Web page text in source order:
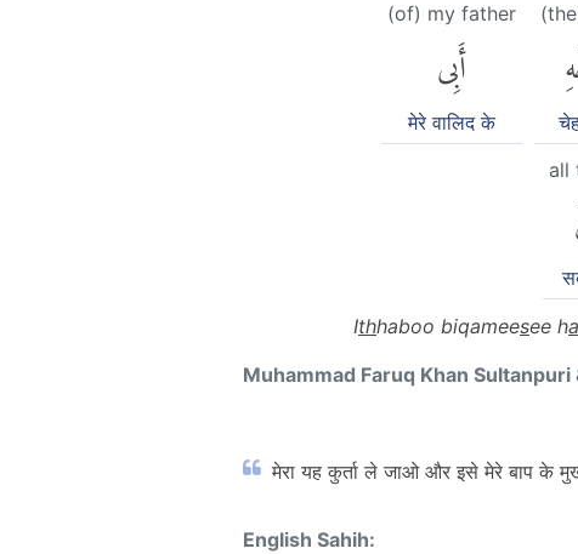
(of) my father
أَبِى
मेरे वालिद के
all
Ithhaboo biqameesee h
Muhammad Faruq Khan
मेरा यह कुर्ता ले जाओ और इसे मेरे बाप के
English Sahih: